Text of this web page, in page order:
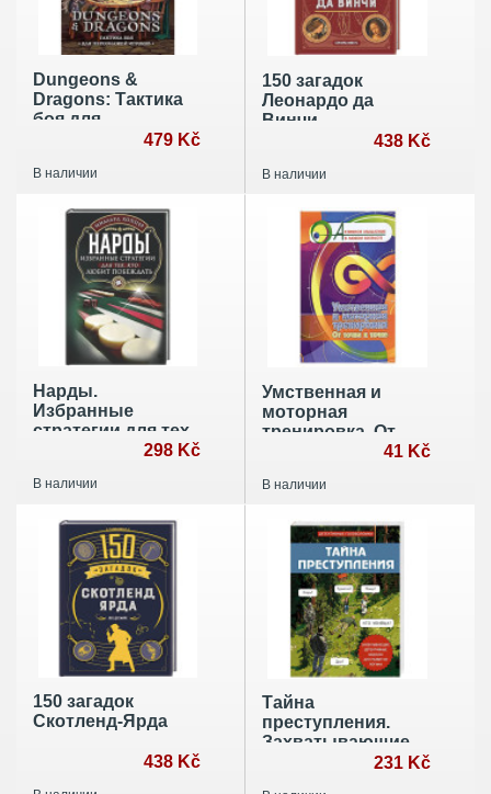
Dungeons &
Dragons: Тактика
боя для
479 Kč
В наличии
150 загадок
Леонардо да
Винчи
438 Kč
В наличии
Нарды.
Избранные
стратегии для тех,
298 Kč
В наличии
Умственная и
моторная
тренировка. От
41 Kč
В наличии
150 загадок
Скотленд-Ярда
438 Kč
Тайна
преступления.
Захватывающие
детективные231 Kč